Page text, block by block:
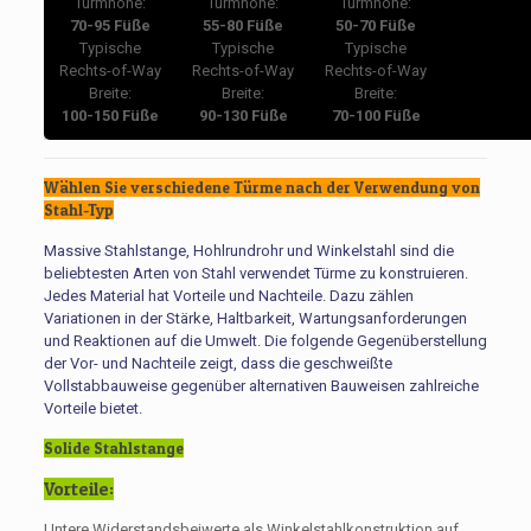
70-95 Füße
Typische
Rechts-of-Way
Breite:
100-150 Füße
55-80 Füße
Typische
Rechts-of-Way
Breite:
90-130 Füße
50-70 Füße
Typische
Rechts-of-Way
Breite:
70-100 Füße
Wählen Sie verschiedene Türme nach der Verwendung von
Stahl-Typ
Massive Stahlstange, Hohlrundrohr und Winkelstahl sind die
beliebtesten Arten von Stahl verwendet Türme zu konstruieren.
Jedes Material hat Vorteile und Nachteile. Dazu zählen
Variationen in der Stärke, Haltbarkeit, Wartungsanforderungen
und Reaktionen auf die Umwelt. Die folgende Gegenüberstellung
der Vor- und Nachteile zeigt, dass die geschweißte
Vollstabbauweise gegenüber alternativen Bauweisen zahlreiche
Vorteile bietet.
Solide Stahlstange
Vorteile: